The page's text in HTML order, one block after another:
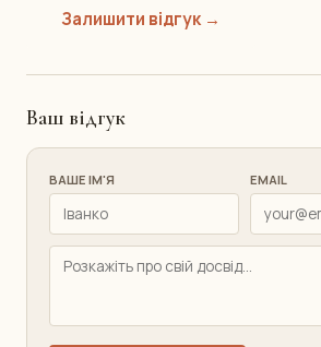
Залишити відгук →
Ваш відгук
ВАШЕ ІМ'Я EMAIL